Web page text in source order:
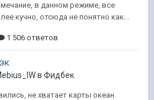
в данном режиме, все
кучно, отсюда не понятно как...
1 506 ответов
в Фидбек
не хватает карты океан.